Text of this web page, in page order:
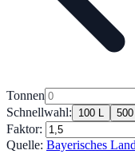
Tonnen
Schnellwahl:
100 L 500
Faktor:
Quelle: Bayerisches